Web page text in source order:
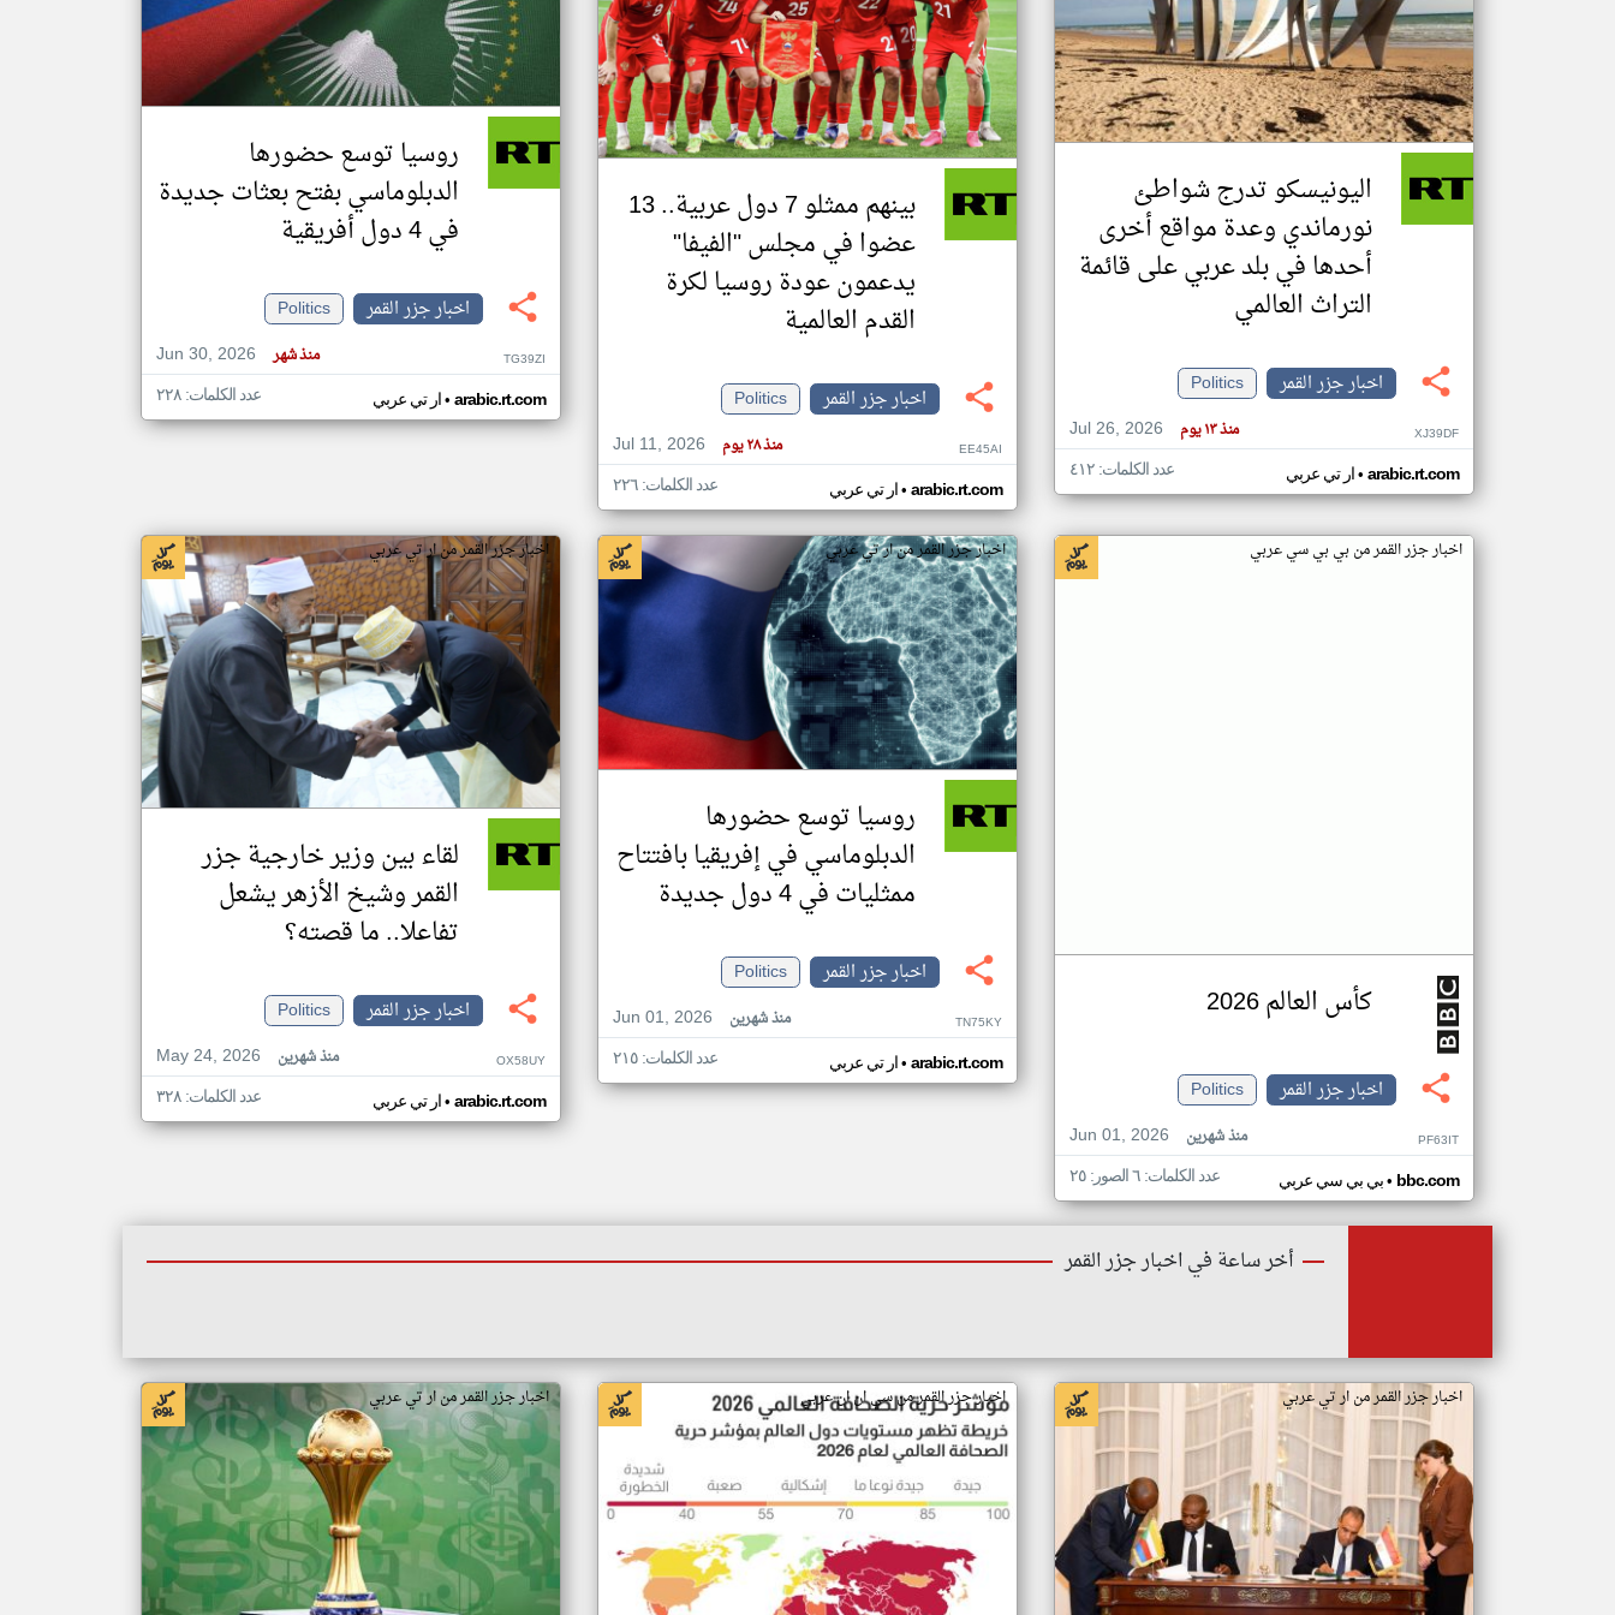
تغيير الدولة
اخبار جزر القمر على مدار الساعة
أهم اخبار جزر القمر العاجلة والمباشرة
اليونيسكو تدرج شواطئ
نورماندي وعدة مواقع أخرى
أحدها في بلد عربي على قائمة
التراث العالمي
اخبار جزر القمر
Politics
Jul 26, 2026
منذ ١٣ يوم XJ39DF
ار تي عربي• arabic.rt.com عدد الكلمات: ٤١٢
بينهم ممثلو 7 دول عربية.. 13
عضوا في مجلس "الفيفا"
يدعمون عودة روسيا لكرة
القدم العالمية
اخبار جزر القمر
Politics
Jul 11, 2026
منذ ٢٨ يوم EE45AI
ار تي عربي• arabic.rt.com عدد الكلمات: ٢٢٦
روسيا توسع حضورها
الدبلوماسي بفتح بعثات جديدة
في 4 دول أفريقية
اخبار جزر القمر
Politics
Jun 30, 2026
منذ شهر TG39ZI
ار تي عربي• arabic.rt.com عدد الكلمات: ٢٢٨
اخبار جزر القمر من بي بي سي عربي
كأس العالم 2026
اخبار جزر القمر
Politics
Jun 01, 2026
منذ شهرين PF63IT
بي بي سي عربي• bbc.com عدد الكلمات: ٦ الصور: ٢٥
اخبار جزر القمر من ار تي عربي
روسيا توسع حضورها
الدبلوماسي في إفريقيا بافتتاح
ممثليات في 4 دول جديدة
اخبار جزر القمر
Politics
Jun 01, 2026
منذ شهرين TN75KY
ار تي عربي• arabic.rt.com عدد الكلمات: ٢١٥
اخبار جزر القمر من ار تي عربي
لقاء بين وزير خارجية جزر
القمر وشيخ الأزهر يشعل
تفاعلا.. ما قصته؟
اخبار جزر القمر
Politics
May 24, 2026
منذ شهرين OX58UY
ار تي عربي• arabic.rt.com عدد الكلمات: ٣٢٨
أخر ساعة في اخبار جزر القمر
اخبار جزر القمر من ار تي عربي اخبار جزر القمر من سي ان ان عربي اخبار جزر القمر من ار تي عربي
klyoum.com